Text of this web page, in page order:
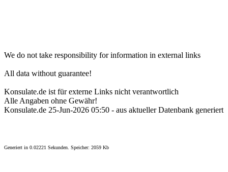
We do not take responsibility for information in external links
All data without guarantee!
Konsulate.de ist für externe Links nicht verantwortlich
Alle Angaben ohne Gewähr!
Konsulate.de 25-Jun-2026 05:50 - aus aktueller Datenbank generiert
Generiert in 0.02221 Sekunden. Speicher: 2059 Kb